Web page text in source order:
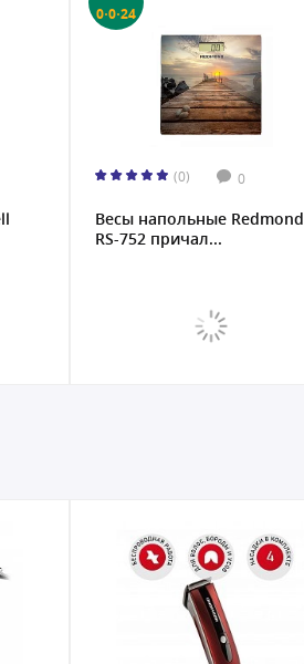
0·0·24
(0) 0
Весы напольные Redmond
RS-752 причал...